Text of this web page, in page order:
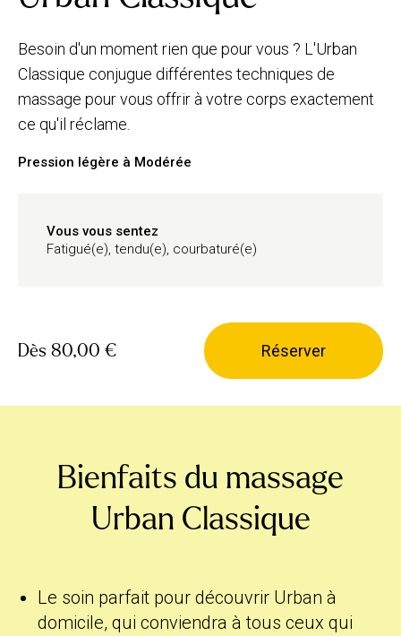
Besoin d'un moment rien que pour vous ? L'Urban
Classique conjugue différentes techniques de
massage pour vous offrir à votre corps exactement
ce qu'il réclame.
Pression légère à Modérée
Vous vous sentez
Fatigué(e), tendu(e), courbaturé(e)
Dès 80,00 € Réserver
Bienfaits du massage
Urban Classique
Le soin parfait pour découvrir Urban à
domicile, qui conviendra à tous ceux qui